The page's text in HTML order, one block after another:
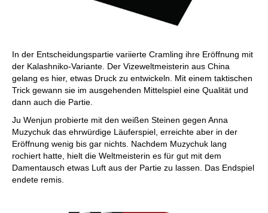
In der Entscheidungspartie variierte Cramling ihre Eröffnung mit
der Kalashniko-Variante. Der Vizeweltmeisterin aus China
gelang es hier, etwas Druck zu entwickeln. Mit einem taktischen
Trick gewann sie im ausgehenden Mittelspiel eine Qualität und
dann auch die Partie.
Ju Wenjun probierte mit den weißen Steinen gegen Anna
Muzychuk das ehrwürdige Läuferspiel, erreichte aber in der
Eröffnung wenig bis gar nichts. Nachdem Muzychuk lang
rochiert hatte, hielt die Weltmeisterin es für gut mit dem
Damentausch etwas Luft aus der Partie zu lassen. Das Endspiel
endete remis.